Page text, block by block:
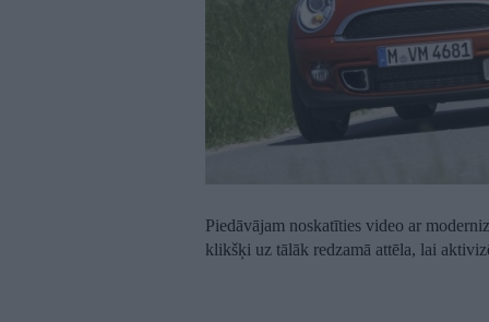
Piedāvājam noskatīties video ar
klikšķi uz tālāk redzamā attēla, lai